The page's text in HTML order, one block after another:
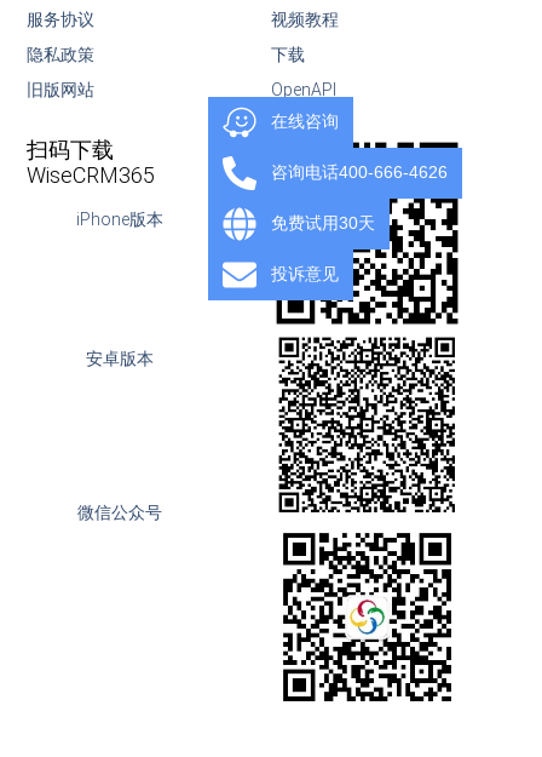
视频教程
下载
OpenAPI
服务协议
隐私政策
旧版网站
扫码下载
WiseCRM365
iPhone版本
安卓版本
微信公众号
在线咨询
咨询电话400-666-4626
免费试用30天
投诉意见